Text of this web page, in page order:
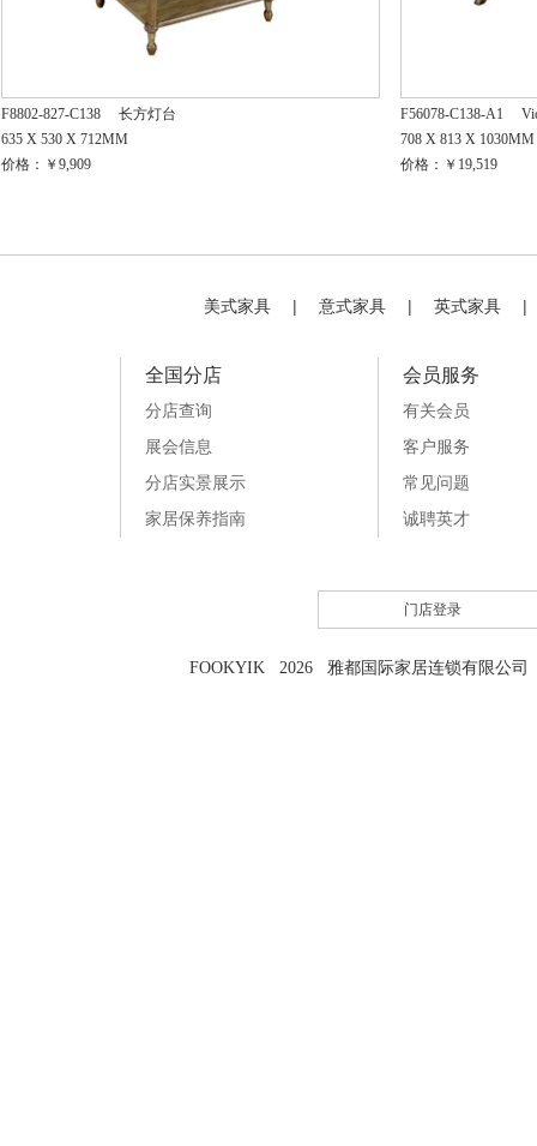
F8802-827-C138
长方灯台
635 X 530 X 712MM
价格：￥9,909
F56078-C138-A1
708 X 813 X 1030MM
价格：￥19,519
美式家具 | 意式家具 | 英式家具 |
全国分店
分店查询
展会信息
分店实景展示
家居保养指南
会员服务
有关会员
客户服务
常见问题
诚聘英才
门店登录
FOOKYIK 2026 雅都国际家居连锁有限公司